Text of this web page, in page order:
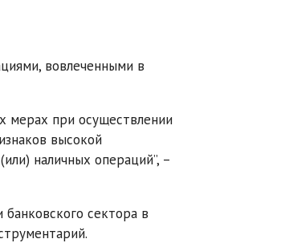
вовлеченными в
мерах при осуществлении
высокой
наличных операций”, –
сектора в